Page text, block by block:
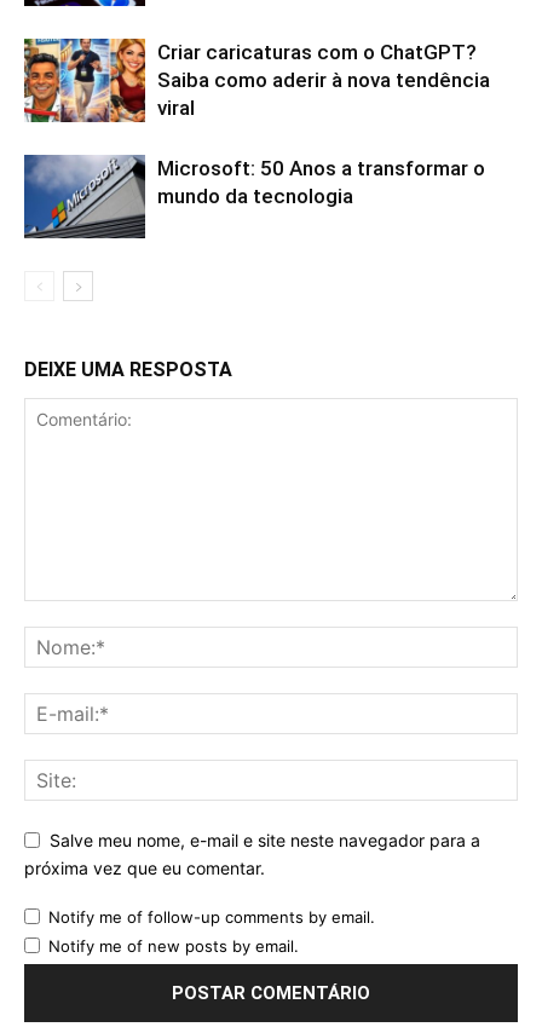
Criar caricaturas com o ChatGPT?
Saiba como aderir à nova tendência
viral
Microsoft: 50 Anos a transformar o
mundo da tecnologia
DEIXE UMA RESPOSTA
Salve meu nome, e-mail e site neste navegador para a
próxima vez que eu comentar.
Notify me of follow-up comments by email.
Notify me of new posts by email.